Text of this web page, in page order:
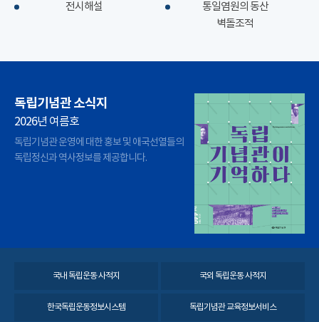
전시해설
통일염원의 동산
벽돌조적
독립기념관 소식지
2026년 여름호
독립기념관 운영에 대한 홍보 및 애국선열들의
독립정신과 역사정보를 제공합니다.
국내 독립운동 사적지 국외 독립운동 사적지
한국독립운동정보시스템 독립기념관 교육정보서비스